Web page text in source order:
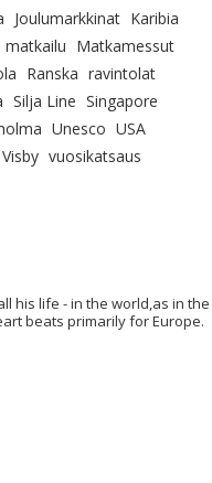
Joulumarkkinat Karibia
matkailu Matkamessut
Ranska ravintolat
Silja Line Singapore
Unesco USA
Visby vuosikatsaus
his life - in the world,as in the
beats primarily for Europe.